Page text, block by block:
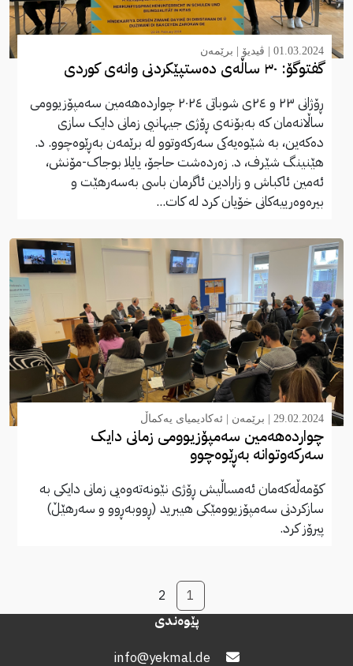
01.03.2024 | ڤیدیۆ برێمەن
گفتوگۆ: ٣٠ ساڵەی دەستپێکردنی وانەی کوردی
ڕۆژانی ٢٣ و ٢٤ی شوباتی ٢٠٢٤ چواردەهەمین سەمپۆزیوومی
ساڵانەمان کە بەبۆنەی ڕۆژی جیهانیی زمانی دایک سازی
دەکەین، بە شێوەیەکی سەرکەوتوو لە برێمەن بەڕێوەچوو. د.
هێنینگ شێرف، د. زەردەشت حاجۆ، یایلا بوجاک-مۆنش،
ئەمین ئاکباش و زارادین ئاگرمان باسی بەسەرهێت و
بیرەوەرییەکانی خۆیان کرد لە کات...
29.02.2024 | برێمەن ئەکادیمیای یەکماڵ
چواردەهەمین سەمپۆزیوومی زمانی دایک
سەرکەوتوانە بەڕێوەچوو
کۆمەڵەکەمان ئەمساڵیش ڕۆژی نێونەتەوەیی زمانی دایکی بە
سازکردنی سەمپۆزیوومێکی هیبرید (ڕووبەڕوو و سەرهێڵ)
پیرۆز کرد.
1
2
پێوەندی
info@yekmal.de